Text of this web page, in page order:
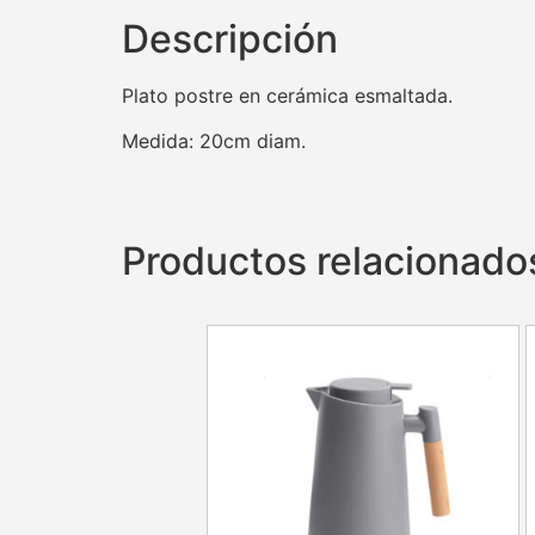
Descripción
Plato postre en cerámica esmaltada.
Medida: 20cm diam.
Productos